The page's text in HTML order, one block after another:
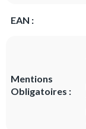
EAN :
Mentions
Obligatoires :